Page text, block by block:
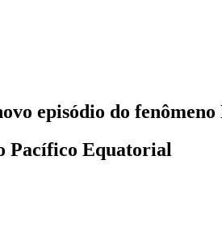
episódio do
Pacífico Equatorial